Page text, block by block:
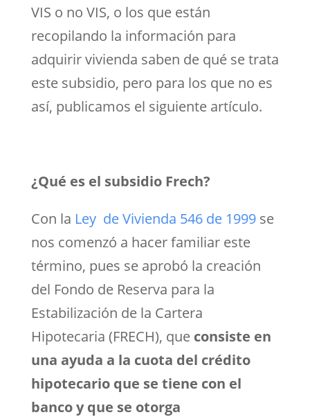
VIS o no VIS, o los que están
recopilando la información para
adquirir vivienda saben de qué se trata
este subsidio, pero para los que no es
así, publicamos el siguiente artículo.
¿Qué es el subsidio Frech?
Con la Ley de Vivienda 546 de 1999se
nos comenzó a hacer familiar este
término, pues se aprobó la creación
del Fondo de Reserva para la
Estabilización de la Cartera
Hipotecaria (FRECH), que consiste en
una ayuda a la cuota del crédito
hipotecario que se tiene con el
banco y que se otorga